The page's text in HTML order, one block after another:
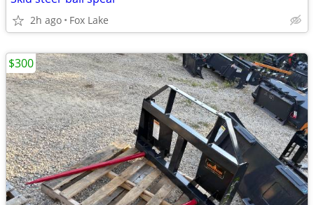
2h ago Fox Lake
$300